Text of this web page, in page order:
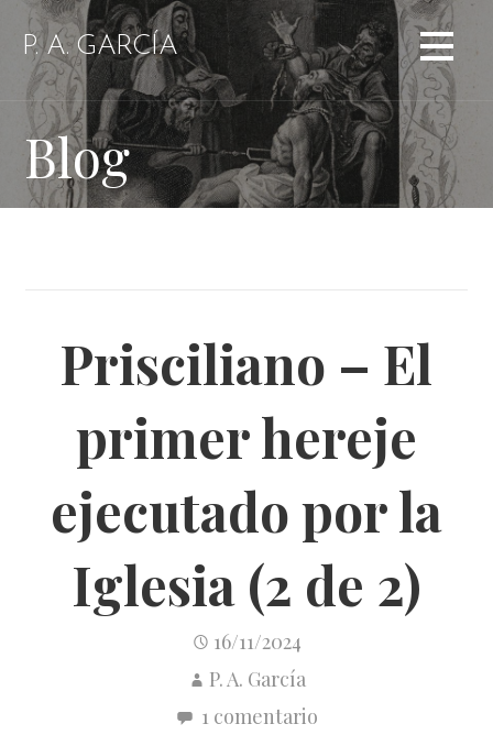
Saltar
contenido
P. A. GARCÍA
Blog
Prisciliano – El
primer hereje
ejecutado por la
Iglesia (2 de 2)
16/11/2024
P. A. García
1 comentario